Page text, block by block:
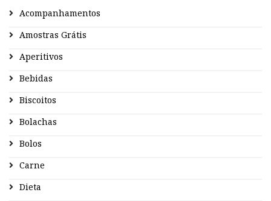
Acompanhamentos
Amostras Grátis
Aperitivos
Bebidas
Biscoitos
Bolachas
Bolos
Carne
Dieta